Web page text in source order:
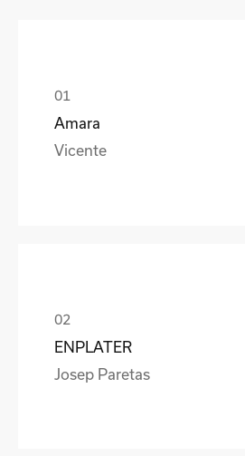
Amara
Vicente
ENPLATER
Josep Paretas